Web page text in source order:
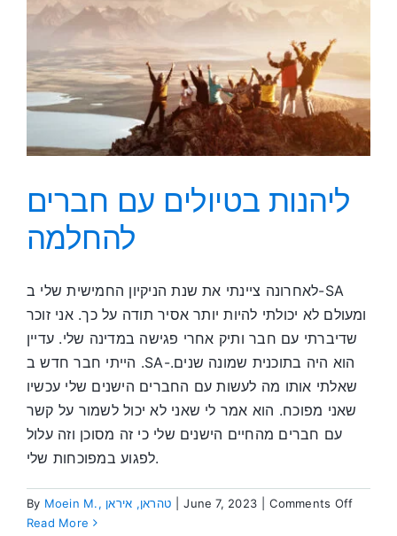
ליהנות בטיולים עם חברים
להחלמה
לאחרונה ציינתי את שנת הניקיון החמישית שלי ב-SA
ומעולם לא יכולתי להיות יותר אסיר תודה על כך. אני זוכר
שדיברתי עם חבר ותיק אחרי פגישה במדינה שלי. עדיין
הייתי חבר חדש ב .SA-הוא היה בתוכנית שמונה שנים.
שאלתי אותו מה לעשות עם החברים הישנים שלי עכשיו
שאני מפוכח. הוא אמר לי שאני לא יכול לשמור על קשר
עם חברים מהחיים הישנים שלי כי זה מסוכן וזה עלול
לפגוע במפוכחות שלי.
By Moein M., טהראן, איראן June 7, 2023 Comments Offon
Read More